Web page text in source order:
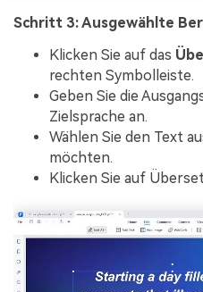
Schritt 3: Ausgewählte
Klicken Sie auf das
rechten Symbolleiste.
Geben Sie die
Zielsprache an.
Wählen Sie den Text
möchten.
Klicken Sie auf